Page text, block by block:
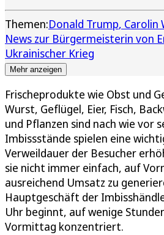
Themen:Donald Trump Carolin
News zur Bürgermeisterin von
Ukrainischer Krieg
Mehr anzeigen
Frischeprodukte wie Obst und
Wurst, Geflügel, Eier, Fisch,
und Pflanzen sind nach wie vor
Imbissstände spielen eine
Verweildauer der Besucher
sie nicht immer einfach, auf
ausreichend Umsatz zu
Hauptgeschäft der
Uhr beginnt, auf wenige
Vormittag konzentriert.